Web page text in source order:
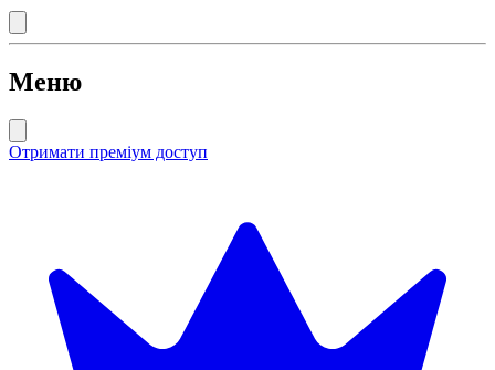
Меню
Отримати преміум доступ